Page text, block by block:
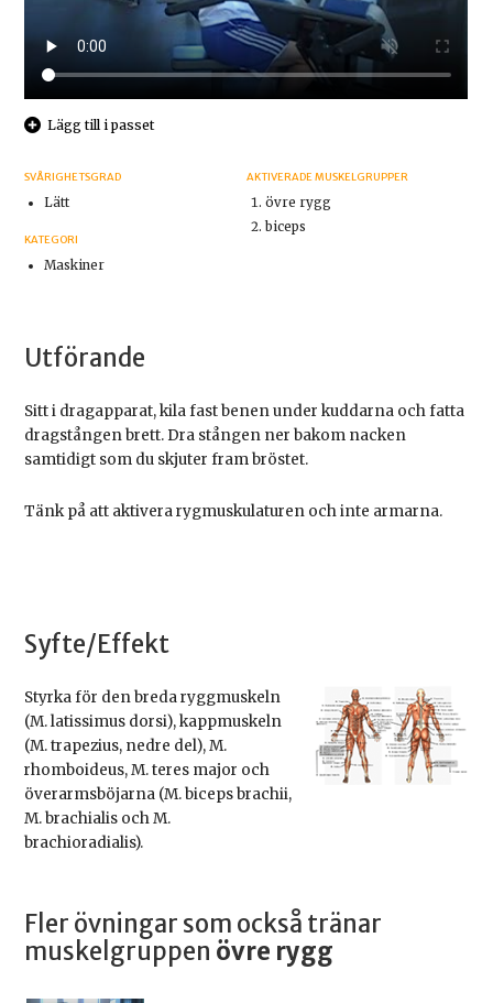
Lägg till i passet
SVÅRIGHETSGRAD
Lätt
KATEGORI
Maskiner
AKTIVERADE MUSKELGRUPPER
övre rygg
biceps
Utförande
Sitt i dragapparat, kila fast benen under kuddarna och fatta
dragstången brett. Dra stången ner bakom nacken
samtidigt som du skjuter fram bröstet.
Tänk på att aktivera rygmuskulaturen och inte armarna.
Syfte/Effekt
Styrka för den breda ryggmuskeln
(M. latissimus dorsi), kappmuskeln
(M. trapezius, nedre del), M.
rhomboideus, M. teres major och
överarmsböjarna (M. biceps brachii,
M. brachialis och M.
brachioradialis).
Fler övningar som också tränar
muskelgruppen övre rygg